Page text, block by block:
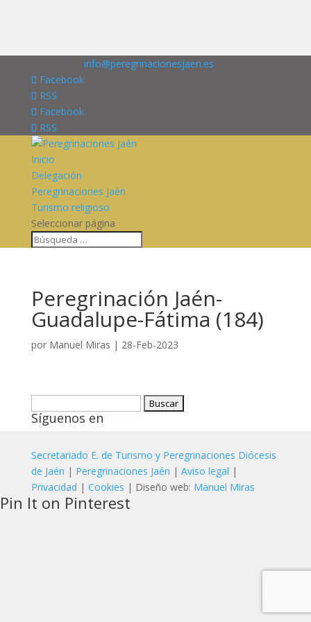
info@peregrinacionesjaen.es
Facebook
RSS
Facebook
RSS
Inicio
Delegación
Peregrinaciones Jaén
Turismo religioso
Seleccionar página
Peregrinación Jaén-
Guadalupe-Fátima (184)
por Manuel Miras | 28-Feb-2023
Síguenos en
Secretariado E. de Turismo y Peregrinaciones Diócesis
de Jaén | Peregrinaciones Jaén | Aviso legal |
Privacidad | Cookies | Diseño web: Manuel Miras
Pin It on Pinterest